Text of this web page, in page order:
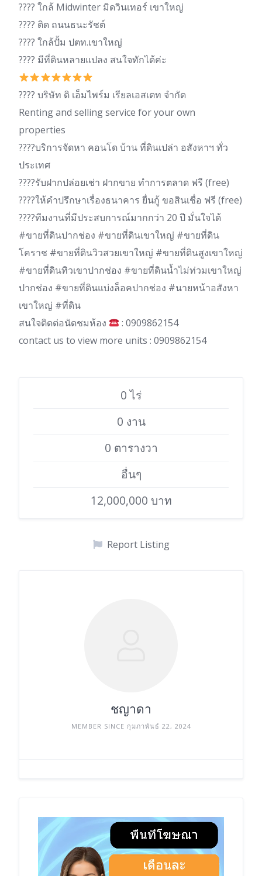
???? ใกล้ Midwinter มิดวินเทอร์ เขาใหญ่
???? ติด ถนนธนะรัชต์
???? ใกล้ปั้ม ปตท.เขาใหญ่
???? มีที่ดินหลายแปลง สนใจทักได้ค่ะ
???? บริษัท ดิ เอ็มไพร์ม เรียลเอสเตท จำกัด
Renting and selling service for your own
properties
????บริการจัดหา คอนโด บ้าน ที่ดินเปล่า อสังหาฯ ทั่ว
ประเทศ
????รับฝากปล่อยเช่า ฝากขาย ทำการตลาด ฟรี (free)
????ให้คำปรึกษาเรื่องธนาคาร ยื่นกู้ ขอสินเชื่อ ฟรี (free)
????ทีมงานที่มีประสบการณ์มากกว่า 20 ปี มั่นใจได้
#ขายที่ดินปากช่อง #ขายที่ดินเขาใหญ่ #ขายที่ดิน
โคราช #ขายที่ดินวิวสวยเขาใหญ่ #ขายที่ดินสูงเขาใหญ่
#ขายที่ดินทิวเขาปากช่อง #ขายที่ดินน้ำไม่ท่วมเขาใหญ่
ปากช่อง #ขายที่ดินแบ่งล็อคปากช่อง #นายหน้าอสังหา
เขาใหญ่ #ที่ดิน
สนใจติดต่อนัดชมห้อง
: 0909862154
contact us to view more units : 0909862154
0 ไร่
0 งาน
0 ตารางวา
อื่นๆ
12,000,000 บาท
Report Listing
ชญาดา
MEMBER SINCE กุมภาพันธ์ 22, 2024